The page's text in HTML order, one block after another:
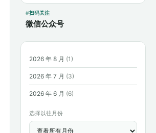
扫码关注
微信公众号
2026 年 8 月 (1)
2026 年 7 月 (3)
2026 年 6 月 (6)
选择以往月份